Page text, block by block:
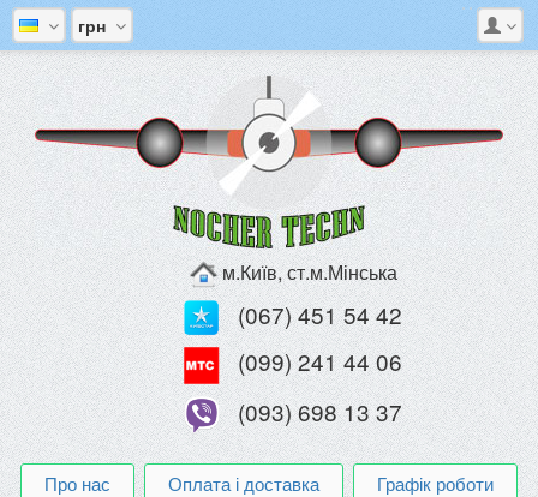
грн
м.Київ, ст.м.Мінська
(067) 451 54 42
(099) 241 44 06
(093) 698 13 37
Про нас Оплата і доставка
Графік роботи